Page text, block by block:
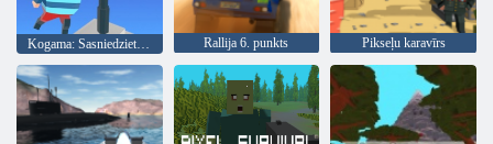
Kogama: Sasniedziet karogu Rallija 6. punkts Pikseļu karavīrs